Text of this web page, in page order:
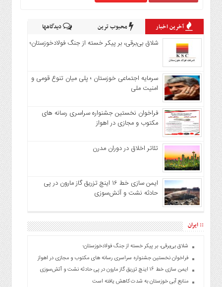
آخرین اخبار محبوب ترین دیدگاهها
شلاق‌ بی‌برقی، بر پیکر خسته‌ از جنگ فولادخوزستان؛
سرمایه اجتماعی خوزستان ؛ پلی میان تنوع قومی و
امنیت ملی
فراخوان نخستین جشنواره سراسری رسانه های
مکتوب و مجازی در اهواز
تئاتر اخلاق در دوران مدرن
ایمن سازی خط ۱۶ اینچ تزریق گاز مارون در پی
حادثه نشت و آتش‌سوزی
:: ایران
شلاق‌ بی‌برقی، بر پیکر خسته‌ از جنگ فولادخوزستان؛
فراخوان نخستین جشنواره سراسری رسانه های مکتوب و مجازی در اهواز
ایمن سازی خط ۱۶ اینچ تزریق گاز مارون در پی حادثه نشت و آتش‌سوزی
منابع آبی خوزستان به شدت کاهش یافته است